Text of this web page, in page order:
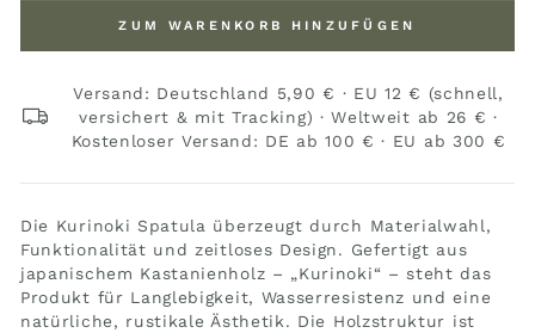
ZUM WARENKORB HINZUFÜGEN
Versand: Deutschland 5,90 € · EU 12 € (schnell,
versichert & mit Tracking) · Weltweit ab 26 € ·
Kostenloser Versand: DE ab 100 € · EU ab 300 €
Die Kurinoki Spatula überzeugt durch Materialwahl,
Funktionalität und zeitloses Design. Gefertigt aus
japanischem Kastanienholz – „Kurinoki“ – steht das
Produkt für Langlebigkeit, Wasserresistenz und eine
natürliche, rustikale Ästhetik. Die Holzstruktur ist